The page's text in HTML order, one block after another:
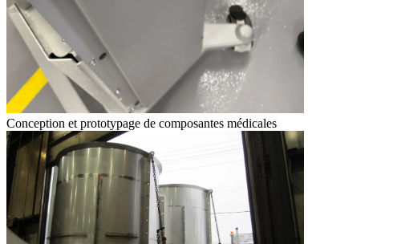
Conception et prototypage de composantes médicales